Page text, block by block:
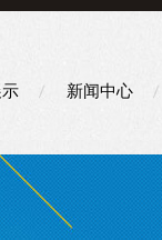
新闻中心